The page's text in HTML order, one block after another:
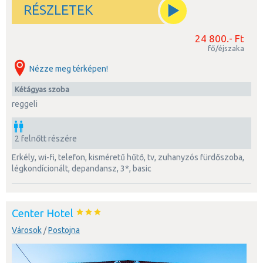
RÉSZLETEK
24 800.- Ft
fő/éjszaka
Nézze meg térképen!
kétágyas szoba
reggeli
2 felnőtt részére
erkély, wi-fi, telefon, kisméretű hűtő, tv, zuhanyzós fürdőszoba,
légkondícionált, depandansz, 3*, basic
Center Hotel
Városok /Postojna